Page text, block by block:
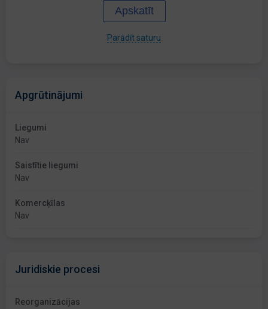
Apskatīt
Parādīt saturu
Apgrūtinājumi
Liegumi
Nav
Saistītie liegumi
Nav
Komercķīlas
Nav
Juridiskie procesi
Reorganizācijas